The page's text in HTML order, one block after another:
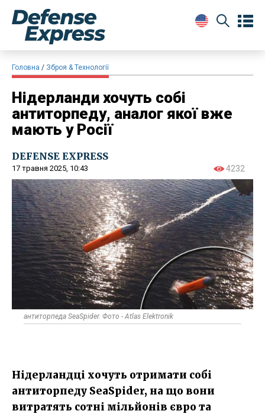
Головна Зброя & Технології
Нідерланди хочуть собі
антиторпеду, аналог якої вже
мають у Росії
DEFENSE EXPRESS
17 травня 2025, 10:43 4232
антиторпеда SeaSpider. Фото - Atlas Elektronik
Нідерландці хочуть отримати собі
антиторпеду SeaSpider, на що вони
витратять сотні мільйонів євро та